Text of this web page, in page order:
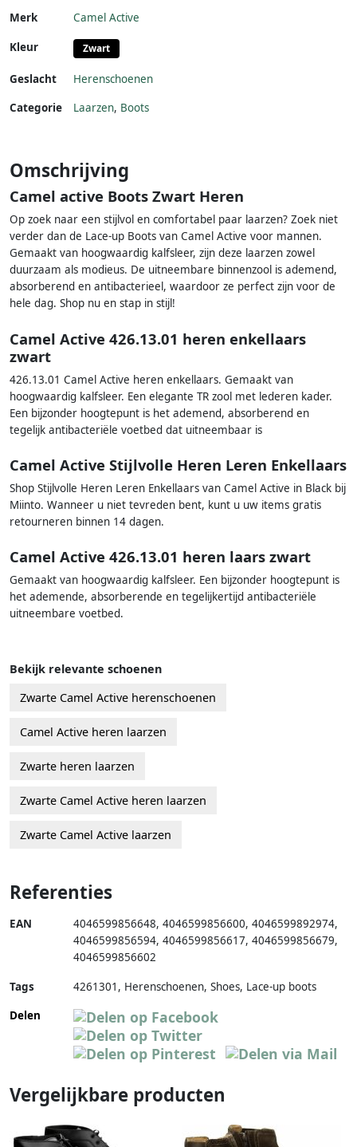
Merk Camel Active
Kleur Zwart
Geslacht
Herenschoenen
Categorie
Laarzen, Boots
Omschrijving
Camel active Boots Zwart Heren
Op zoek naar een stijlvol en comfortabel paar laarzen? Zoek niet
verder dan de Lace-up Boots van Camel Active voor mannen.
Gemaakt van hoogwaardig kalfsleer, zijn deze laarzen zowel
duurzaam als modieus. De uitneembare binnenzool is ademend,
absorberend en antibacterieel, waardoor ze perfect zijn voor de
hele dag. Shop nu en stap in stijl!
Camel Active 426.13.01 heren enkellaars
zwart
426.13.01 Camel Active heren enkellaars. Gemaakt van
hoogwaardig kalfsleer. Een elegante TR zool met lederen kader.
Een bijzonder hoogtepunt is het ademend, absorberend en
tegelijk antibacteriële voetbed dat uitneembaar is
Camel Active Stijlvolle Heren Leren Enkellaars
Shop Stijlvolle Heren Leren Enkellaars van Camel Active in Black bij
Miinto. Wanneer u niet tevreden bent, kunt u uw items gratis
retourneren binnen 14 dagen.
Camel Active 426.13.01 heren laars zwart
Gemaakt van hoogwaardig kalfsleer. Een bijzonder hoogtepunt is
het ademende, absorberende en tegelijkertijd antibacteriële
uitneembare voetbed.
Bekijk relevante schoenen
Zwarte Camel Active herenschoenen
Camel Active heren laarzen
Zwarte heren laarzen
Zwarte Camel Active heren laarzen
Zwarte Camel Active laarzen
Referenties
EAN 4046599856648, 4046599856600, 4046599892974,
4046599856594, 4046599856617, 4046599856679,
4046599856602
Tags
4261301, Herenschoenen, Shoes, Lace-up boots
Delen
Vergelijkbare producten